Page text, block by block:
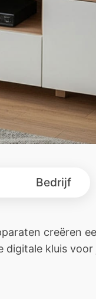
Bedrijf
creëren
kluis